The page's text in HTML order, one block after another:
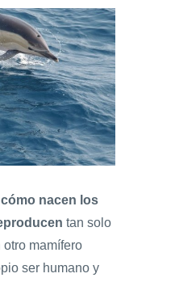
cómo nacen los
tan solo
mamífero
ser humano y